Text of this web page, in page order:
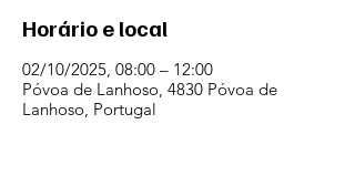
Horário e local
02/10/2025, 08:00 – 12:00
Póvoa de Lanhoso, 4830 Póvoa de
Lanhoso, Portugal